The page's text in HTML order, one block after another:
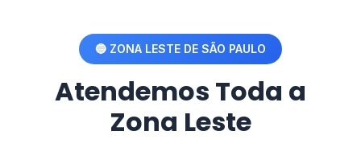
🔵 ZONA LESTE DE SÃO PAULO
Atendemos Toda a
Zona Leste